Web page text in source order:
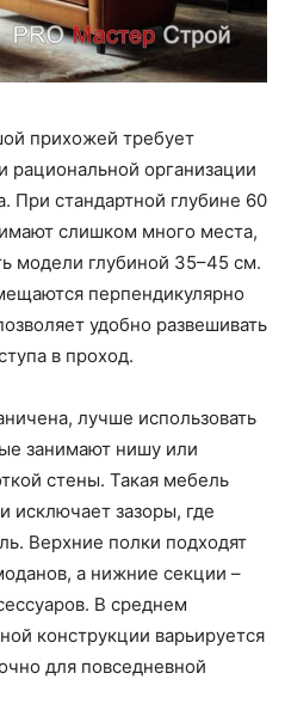
прихожей требует
рациональной организации
При стандартной глубине 60
слишком много места,
модели глубиной 35–45 см.
перпендикулярно
удобно развешивать
в проход.
лучше использовать
занимают нишу или
стены. Такая мебель
исключает зазоры, где
Верхние полки подходят
а нижние секции –
В среднем
конструкции варьируется
для повседневной